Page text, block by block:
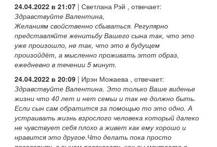
24.04.2022 в 21:07 | Светлана Рэй , отвечает:
Здравствуйте Валентина,
Желаниям свойственно сбываться. Регулярно
представляйте женитьбу Вашего сына так, что это
уже произошло, не так, что это в будущем
произойдёт, а мысленно проживать этот образ,
ежедневно в течении 5 минут.
24.04.2022 в 20:09 | Ирэн Можаева , отвечает:
Здравствуйте Валентина. Это только Ваше виденье
жизни что 40 лет и нет семьи и так не должно быть.
Если сын сам обратится за помощью то это одно. А
устраивать жизнь взрослого человека который далеко
не чувствует себя плохо а живет как ему хорошо и
нравится это другое.Что делать пока просто